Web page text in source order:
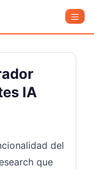
Donweb
IA
del
que